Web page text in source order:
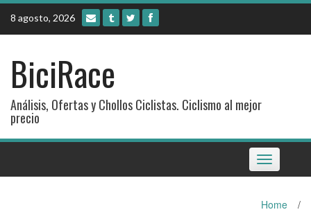
Skip
content
8 agosto, 2026
BiciRace
Análisis, Ofertas y Chollos Ciclistas. Ciclismo al mejor
precio
Toggle
navigation
Home /